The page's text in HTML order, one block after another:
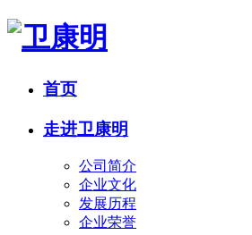
首页
走进卫康明
公司简介
企业文化
发展历程
企业荣誉